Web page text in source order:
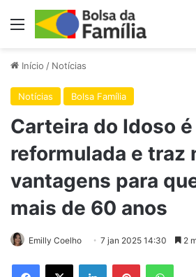
Menu
Início / Notícias
Notícias Bolsa Família
Carteira do Idoso é
reformulada e traz
vantagens para
mais de 60 anos
Emilly Coelho 7 jan 2025 14:30 2
Facebook
X LinkedinPinterest